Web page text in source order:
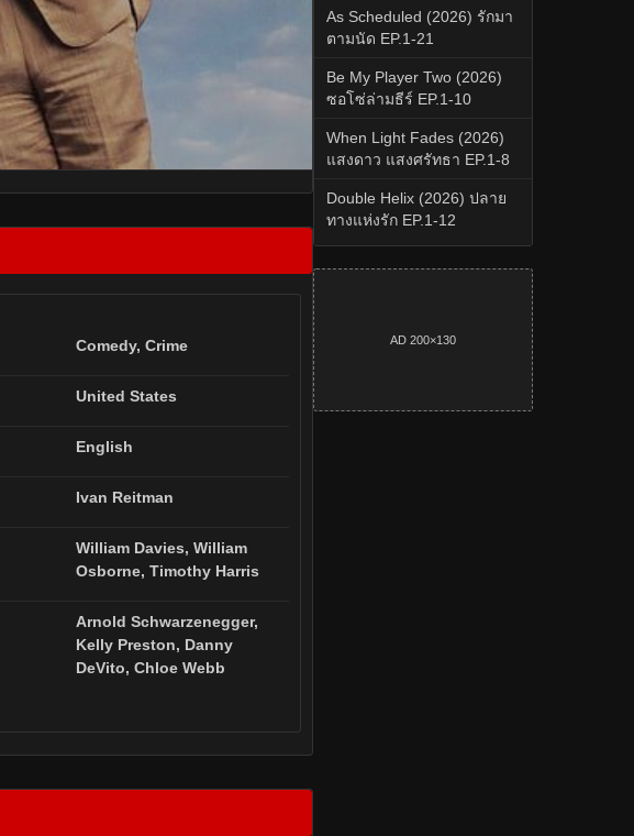
Comedy, Crime
United States
English
Ivan Reitman
William Davies, William
Osborne, Timothy Harris
Arnold Schwarzenegger,
Kelly Preston, Danny
DeVito, Chloe Webb
As Scheduled (2026) รักมา
ตามนัด EP.1-21
Be My Player Two (2026)
ซอโซ่ล่ามธีร์ EP.1-10
When Light Fades (2026)
แสงดาว แสงศรัทธา EP.1-8
Double Helix (2026) ปลาย
ทางแห่งรัก EP.1-12
AD 200×130